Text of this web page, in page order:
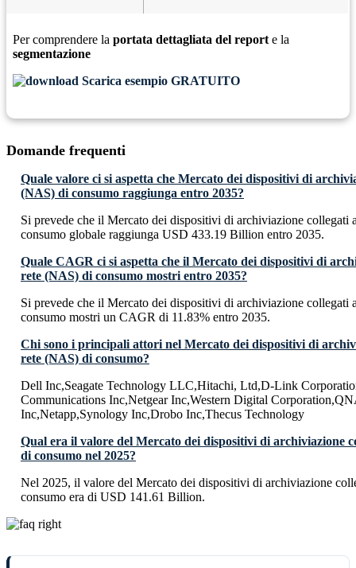
Per comprendere la portata dettagliata del report e la
segmentazione
Scarica esempio GRATUITO
Domande frequenti
Quale valore ci si aspetta che Mercato dei dispositivi di
(NAS) di consumo raggiunga entro 2035?
Si prevede che il Mercato dei dispositivi di archiviazione collegati
consumo globale raggiunga USD 433.19 Billion entro 2035.
Quale CAGR ci si aspetta che il Mercato dei dispositivi di
rete (NAS) di consumo mostri entro 2035?
Si prevede che il Mercato dei dispositivi di archiviazione collegati
consumo mostri un CAGR di 11.83% entro 2035.
Chi sono i principali attori nel Mercato dei dispositivi di
rete (NAS) di consumo?
Dell Inc,Seagate Technology LLC,Hitachi, Ltd,D-Link
Communications Inc,Netgear Inc,Western Digital
Inc,Netapp,Synology Inc,Drobo Inc,Thecus Technology
Qual era il valore del Mercato dei dispositivi di archiviazione
di consumo nel 2025?
Nel 2025, il valore del Mercato dei dispositivi di archiviazione
consumo era di USD 141.61 Billion.